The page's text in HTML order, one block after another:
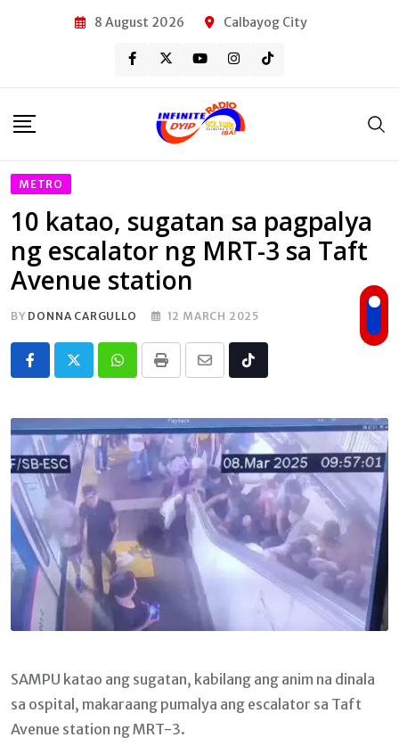
8 August 2026 Calbayog City
METRO
10 katao, sugatan sa pagpalya
ng escalator ng MRT-3 sa Taft
Avenue station
BY DONNA CARGULLO 12 MARCH 2025
Whatsapp
Print
Share
Email
Tiktok
SAMPU katao ang sugatan, kabilang ang anim na dinala
sa ospital, makaraang pumalya ang escalator sa Taft
Avenue station ng MRT-3.